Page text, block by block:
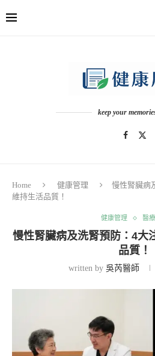
keep your
Home 健康管理
慢性腎臟病
維持生活品質！
健康管理 醫
慢性腎臟病及洗腎預防：4大
品質！
written by 吳芮醫師